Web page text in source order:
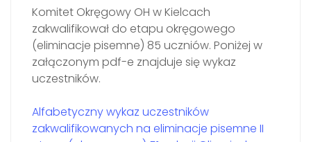
Komitet Okręgowy OH w Kielcach
zakwalifikował do etapu okręgowego
(eliminacje pisemne) 85 uczniów. Poniżej w
załączonym pdf-e znajduje się wykaz
uczestników.
Alfabetyczny wykaz uczestników
zakwalifikowanych na eliminacje pisemne II